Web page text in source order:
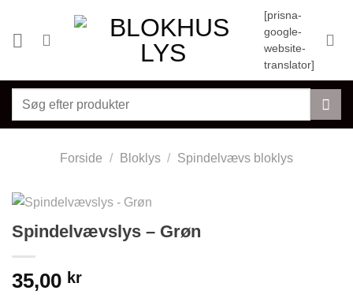
indhold
[prisna-
google-
website-
translator]
Søg
Forside / Bloklys / Spindelvævs bloklys
Spindelvævslys – Grøn
35,00 kr